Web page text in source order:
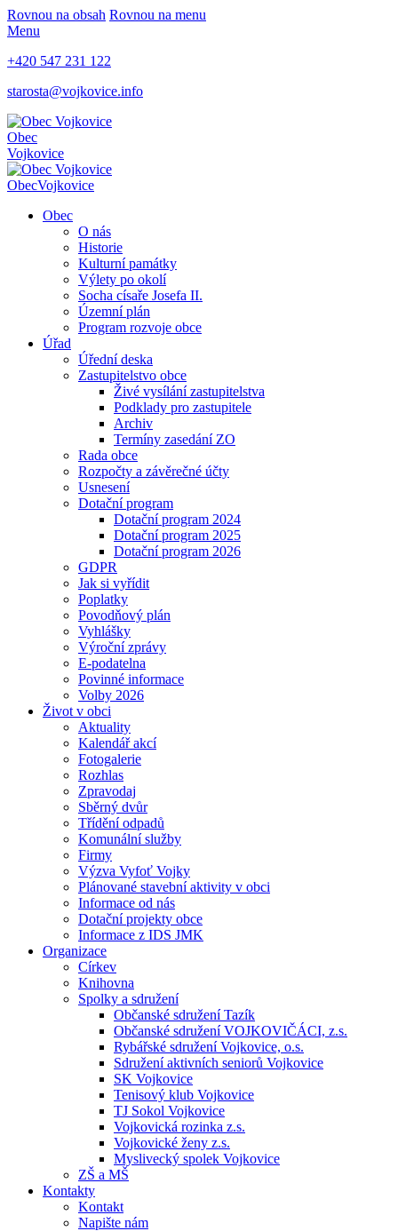
Rovnou na obsah Rovnou na menu
Menu
+420 547 231 122
starosta@vojkovice.info
Obec
Vojkovice
ObecVojkovice
Obec
O nás
Historie
Kulturní památky
Výlety po okolí
Socha císaře Josefa II.
Územní plán
Program rozvoje obce
Úřad
Úřední deska
Zastupitelstvo obce
Živé vysílání zastupitelstva
Podklady pro zastupitele
Archiv
Termíny zasedání ZO
Rada obce
Rozpočty a závěrečné účty
Usnesení
Dotační program
Dotační program 2024
Dotační program 2025
Dotační program 2026
GDPR
Jak si vyřídit
Poplatky
Povodňový plán
Vyhlášky
Výroční zprávy
E-podatelna
Povinné informace
Volby 2026
Život v obci
Aktuality
Kalendář akcí
Fotogalerie
Rozhlas
Zpravodaj
Sběrný dvůr
Třídění odpadů
Komunální služby
Firmy
Výzva Vyfoť Vojky
Plánované stavební aktivity v obci
Informace od nás
Dotační projekty obce
Informace z IDS JMK
Organizace
Církev
Knihovna
Spolky a sdružení
Občanské sdružení Tazík
Občanské sdružení VOJKOVIČÁCI, z.s.
Rybářské sdružení Vojkovice, o.s.
Sdružení aktivních seniorů Vojkovice
SK Vojkovice
Tenisový klub Vojkovice
TJ Sokol Vojkovice
Vojkovická rozinka z.s.
Vojkovické ženy z.s.
Myslivecký spolek Vojkovice
ZŠ a MŠ
Kontakty
Kontakt
Napište nám